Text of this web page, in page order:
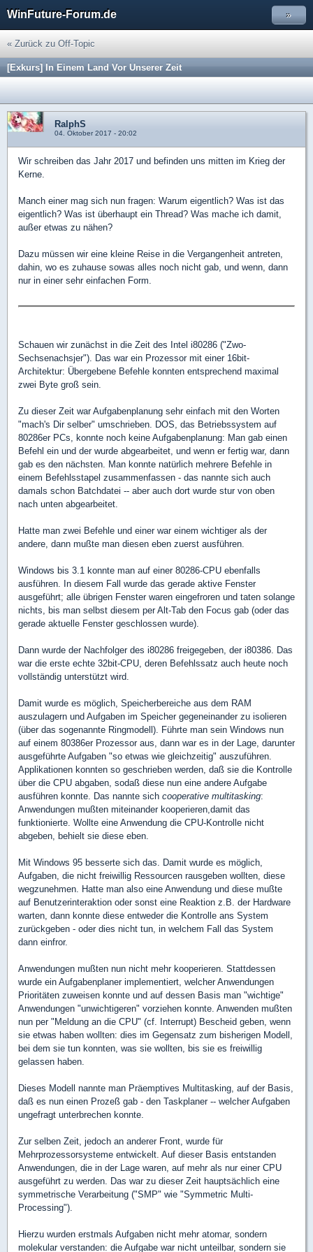
WinFuture-Forum.de »
« Zurück zu Off-Topic
[Exkurs] In Einem Land Vor Unserer Zeit
RalphS
04. Oktober 2017 - 20:02
Wir schreiben das Jahr 2017 und befinden uns mitten im Krieg der
Kerne.
Manch einer mag sich nun fragen: Warum eigentlich? Was ist das
eigentlich? Was ist überhaupt ein Thread? Was mache ich damit,
außer etwas zu nähen?
Dazu müssen wir eine kleine Reise in die Vergangenheit antreten,
dahin, wo es zuhause sowas alles noch nicht gab, und wenn, dann
nur in einer sehr einfachen Form.
Schauen wir zunächst in die Zeit des Intel i80286 ("Zwo-
Sechsenachsjer"). Das war ein Prozessor mit einer 16bit-
Architektur: Übergebene Befehle konnten entsprechend maximal
zwei Byte groß sein.
Zu dieser Zeit war Aufgabenplanung sehr einfach mit den Worten
"mach's Dir selber" umschrieben. DOS, das Betriebssystem auf
80286er PCs, konnte noch keine Aufgabenplanung: Man gab einen
Befehl ein und der wurde abgearbeitet, und wenn er fertig war, dann
gab es den nächsten. Man konnte natürlich mehrere Befehle in
einem Befehlsstapel zusammenfassen - das nannte sich auch
damals schon Batchdatei -- aber auch dort wurde stur von oben
nach unten abgearbeitet.
Hatte man zwei Befehle und einer war einem wichtiger als der
andere, dann mußte man diesen eben zuerst ausführen.
Windows bis 3.1 konnte man auf einer 80286-CPU ebenfalls
ausführen. In diesem Fall wurde das gerade aktive Fenster
ausgeführt; alle übrigen Fenster waren eingefroren und taten solange
nichts, bis man selbst diesem per Alt-Tab den Focus gab (oder das
gerade aktuelle Fenster geschlossen wurde).
Dann wurde der Nachfolger des i80286 freigegeben, der i80386. Das
war die erste echte 32bit-CPU, deren Befehlssatz auch heute noch
vollständig unterstützt wird.
Damit wurde es möglich, Speicherbereiche aus dem RAM
auszulagern und Aufgaben im Speicher gegeneinander zu isolieren
(über das sogenannte Ringmodell). Führte man sein Windows nun
auf einem 80386er Prozessor aus, dann war es in der Lage, darunter
ausgeführte Aufgaben "so etwas wie gleichzeitig" auszuführen.
Applikationen konnten so geschrieben werden, daß sie die Kontrolle
über die CPU abgaben, sodaß diese nun eine andere Aufgabe
ausführen konnte. Das nannte sich cooperative multitasking:
Anwendungen mußten miteinander kooperieren,damit das
funktionierte. Wollte eine Anwendung die CPU-Kontrolle nicht
abgeben, behielt sie diese eben.
Mit Windows 95 besserte sich das. Damit wurde es möglich,
Aufgaben, die nicht freiwillig Ressourcen rausgeben wollten, diese
wegzunehmen. Hatte man also eine Anwendung und diese mußte
auf Benutzerinteraktion oder sonst eine Reaktion z.B. der Hardware
warten, dann konnte diese entweder die Kontrolle ans System
zurückgeben - oder dies nicht tun, in welchem Fall das System
dann einfror.
Anwendungen mußten nun nicht mehr kooperieren. Stattdessen
wurde ein Aufgabenplaner implementiert, welcher Anwendungen
Prioritäten zuweisen konnte und auf dessen Basis man "wichtige"
Anwendungen "unwichtigeren" vorziehen konnte. Anwenden mußten
nun per "Meldung an die CPU" (cf. Interrupt) Bescheid geben, wenn
sie etwas haben wollten: dies im Gegensatz zum bisherigen Modell,
bei dem sie tun konnten, was sie wollten, bis sie es freiwillig
gelassen haben.
Dieses Modell nannte man Präemptives Multitasking, auf der Basis,
daß es nun einen Prozeß gab - den Taskplaner -- welcher Aufgaben
ungefragt unterbrechen konnte.
Zur selben Zeit, jedoch an anderer Front, wurde für
Mehrprozessorsysteme entwickelt. Auf dieser Basis entstanden
Anwendungen, die in der Lage waren, auf mehr als nur einer CPU
ausgeführt zu werden. Das war zu dieser Zeit hauptsächlich eine
symmetrische Verarbeitung ("SMP" wie "Symmetric Multi-
Processing").
Hierzu wurden erstmals Aufgaben nicht mehr atomar, sondern
molekular verstanden: die Aufgabe war nicht unteilbar, sondern sie